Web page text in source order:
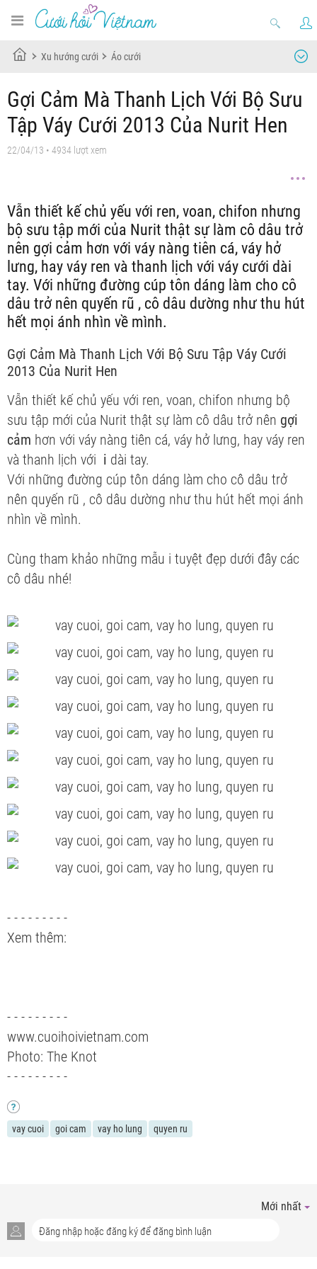
Xu hướng cưới Áo cưới
Gợi Cảm Mà Thanh Lịch Với Bộ Sưu
Tập Váy Cưới 2013 Của Nurit Hen
22/04/13 • 4934 lượt xem
Vẫn thiết kế chủ yếu với ren, voan, chifon nhưng
bộ sưu tập mới của Nurit thật sự làm cô dâu trở
nên gợi cảm hơn với váy nàng tiên cá, váy hở
lưng, hay váy ren và thanh lịch với váy cưới dài
tay. Với những đường cúp tôn dáng làm cho cô
dâu trở nên quyến rũ , cô dâu dường như thu hút
hết mọi ánh nhìn về mình.
Gợi Cảm Mà Thanh Lịch Với Bộ Sưu Tập Váy Cưới
2013 Của Nurit Hen
Vẫn thiết kế chủ yếu với ren, voan, chifon nhưng bộ
sưu tập mới của Nurit thật sự làm cô dâu trở nên gợi
cảm hơn với váy nàng tiên cá, váy hở lưng, hay váy ren
và thanh lịch với i dài tay.
Với những đường cúp tôn dáng làm cho cô dâu trở
nên quyến rũ , cô dâu dường như thu hút hết mọi ánh
nhìn về mình.
Cùng tham khảo những mẫu i tuyệt đẹp dưới đây các
cô dâu nhé!
- - - - - - - - -
Xem thêm:
- - - - - - - - -
www.cuoihoivietnam.com
Photo: The Knot
- - - - - - - - -
vay cuoi goi cam vay ho lung quyen ru
Mới nhất